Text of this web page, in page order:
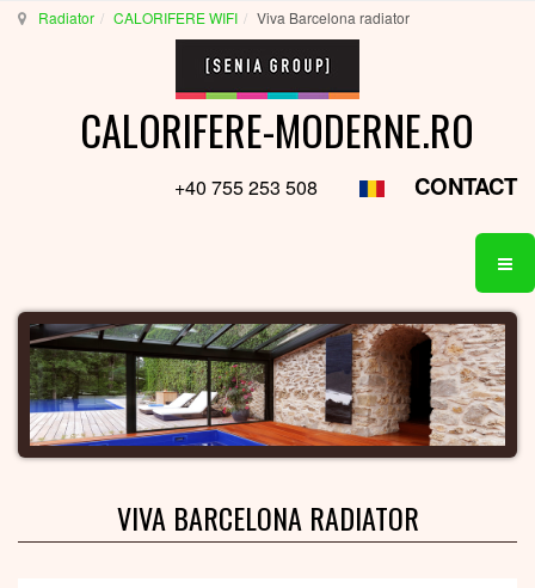
Radiator CALORIFERE WIFI Viva Barcelona radiator
CALORIFERE-MODERNE.RO
+40 755 253 508 CONTACT
VIVA BARCELONA RADIATOR